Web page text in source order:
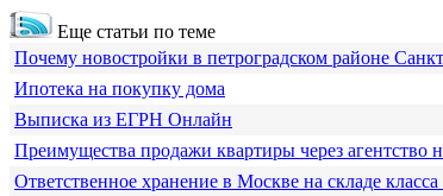
Еще статьи по теме
Почему новостройки в петроградском районе
Ипотека на покупку дома
Выписка из ЕГРН Онлайн
Преимущества продажи квартиры через агентство
Ответственное хранение в Москве на складе